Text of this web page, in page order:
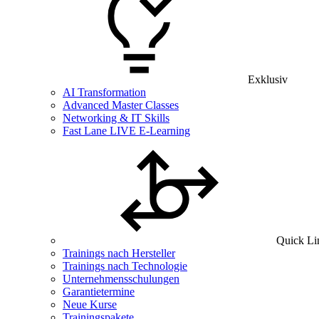
Exklusiv
AI Transformation
Advanced Master Classes
Networking & IT Skills
Fast Lane LIVE E-Learning
Quick
Trainings nach Hersteller
Trainings nach Technologie
Unternehmensschulungen
Garantietermine
Neue Kurse